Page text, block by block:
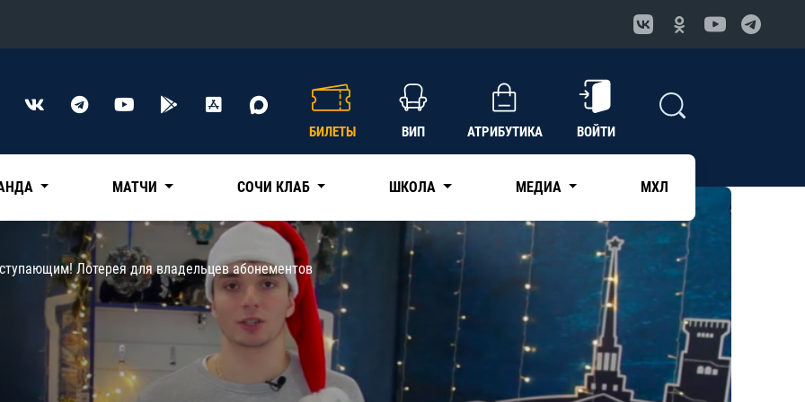
Конференция «Восток»
Нефтехимик
Трактор
Дивизион Чернышева
Авангард
Адмирал
КХЛ
БИЛЕТЫ ВИП АТРИБУТИКА ВОЙТИ
МАТЧИ СОЧИ КЛАБ ШКОЛА МЕДИА МХЛ
Лотерея для владельцев абонементов